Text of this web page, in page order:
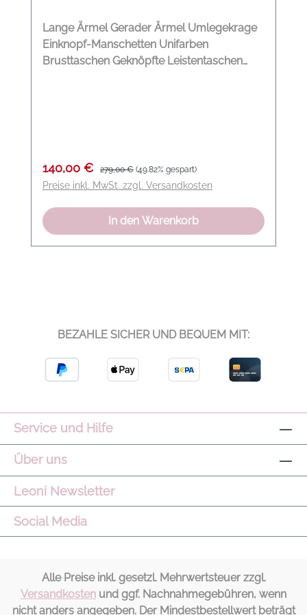
Lange Ärmel Gerader Ärmel Umlegekrage
Einknopf-Manschetten Unifarben
Brusttaschen Geknöpfte Leistentaschen
Verkaufspreis:
140,00 € Regulärer Preis:
279,00 € (49.82% gespart)
Preise inkl. MwSt. zzgl. Versandkosten
In den Warenkorb
BEZAHLE SICHER UND BEQUEM MIT:
Service und Hilfe
Über uns
Leoni Newsletter
Social Media
Alle Preise inkl. gesetzl. Mehrwertsteuer zzgl.
Versandkosten und ggf. Nachnahmegebühren, wenn
nicht anders angegeben. Der Mindestbestellwert beträgt